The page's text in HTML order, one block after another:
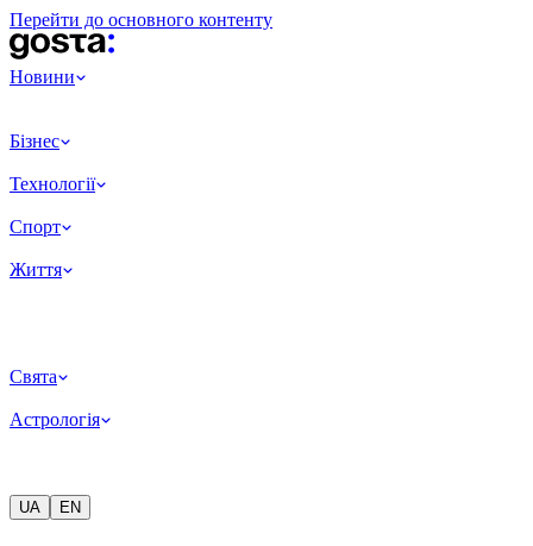
Перейти до основного контенту
Новини
Бізнес
Технології
Спорт
Життя
Свята
Астрологія
UA EN